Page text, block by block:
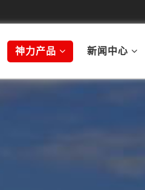
神力产品 新闻中心